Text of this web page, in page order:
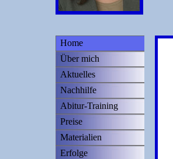
Home
Über mich
Aktuelles
Nachhilfe
Abitur-Training
Preise
Materialien
Erfolge